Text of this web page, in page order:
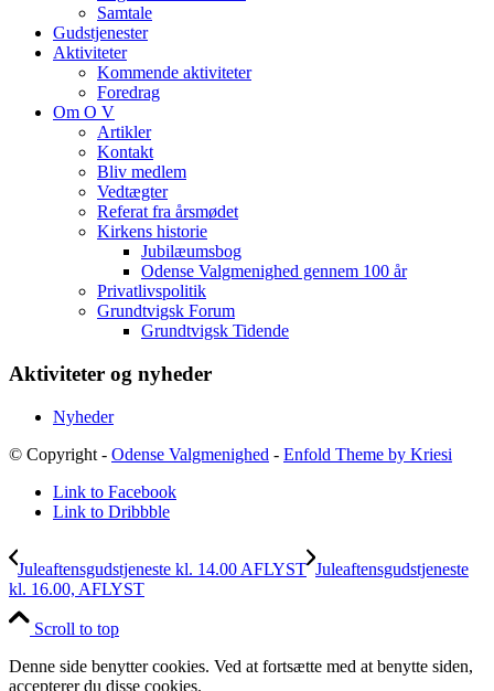
Samtale
Gudstjenester
Aktiviteter
Kommende aktiviteter
Foredrag
Om O V
Artikler
Kontakt
Bliv medlem
Vedtægter
Referat fra årsmødet
Kirkens historie
Jubilæumsbog
Odense Valgmenighed gennem 100 år
Privatlivspolitik
Grundtvigsk Forum
Grundtvigsk Tidende
Aktiviteter og nyheder
Nyheder
© Copyright - Odense Valgmenighed - Enfold Theme by Kriesi
Link to Facebook
Link to Dribbble
Juleaftensgudstjeneste kl. 14.00 AFLYST Juleaftensgudstjeneste
kl. 16.00, AFLYST
Scroll to top
Denne side benytter cookies. Ved at fortsætte med at benytte siden,
accepterer du disse cookies.